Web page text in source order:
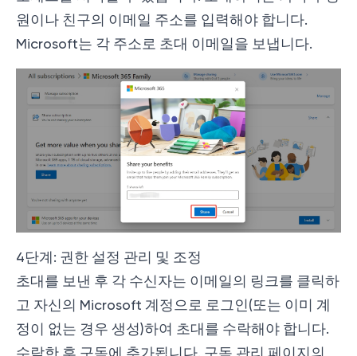
원이나 친구의 이메일 주소를 입력해야 합니다.
Microsoft는 각 주소로 초대 이메일을 보냅니다.
4단계: 권한 설정 관리 및 조정
초대를 보낸 후 각 수신자는 이메일의 링크를 클릭하
고 자신의 Microsoft 계정으로 로그인(또는 이미 계
정이 없는 경우 생성)하여 초대를 수락해야 합니다.